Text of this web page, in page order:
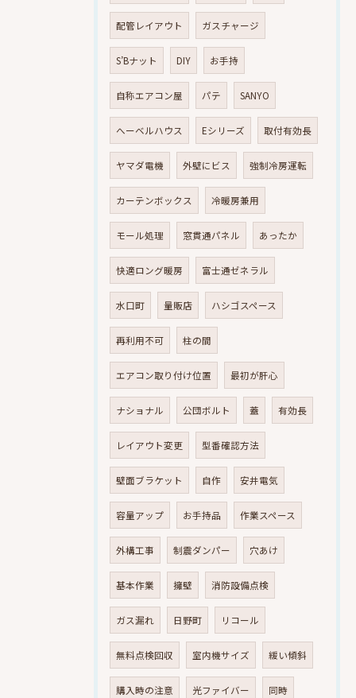
配管レイアウト ガスチャージ
S’Bナット DIY お手持
自称エアコン屋 パテ SANYO
へーベルハウス Eシリーズ 取付有効長
ヤマダ電機 外壁にビス 強制冷房運転
カーテンボックス 冷暖房兼用
モール処理 窓貫通パネル あったか
快適ロング暖房 富士通ゼネラル
水口町 量販店 ハシゴスペース
再利用不可 柱の間
エアコン取り付け位置 最初が肝心
ナショナル 公団ボルト 蓋 有効長
レイアウト変更 型番確認方法
壁面ブラケット 自作 安井電気
容量アップ お手持品 作業スペース
外構工事 制震ダンパー 穴あけ
基本作業 擁壁 消防設備点検
ガス漏れ 日野町 リコール
無料点検回収 室内機サイズ 緩い傾斜
購入時の注意 光ファイバー 同時